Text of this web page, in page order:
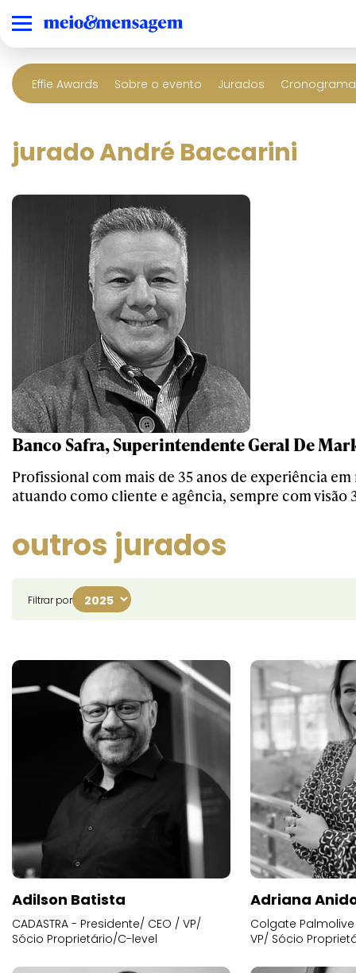
Effie Awards Sobre o evento Jurados
jurado André Baccarini
Banco Safra, Superintendente Geral De
Profissional com mais de 35 anos de experiência
atuando como cliente e agência, sempre com visão
outros jurados
Filtrar por
Adilson Batista
CADASTRA - Presidente/ CEO / VP/
Sócio Proprietário/C-level
Adriana
Colgate
VP/ Sócio